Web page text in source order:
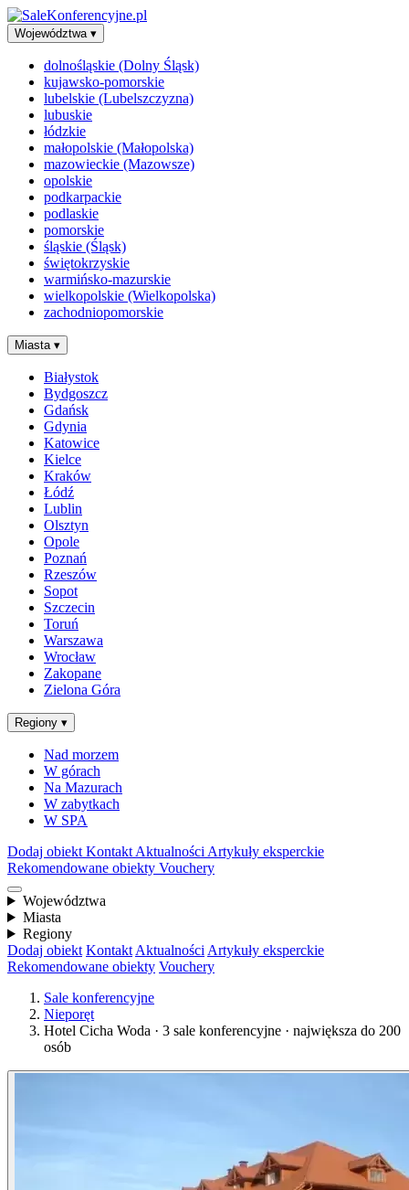
Województwa ▾
dolnośląskie (Dolny Śląsk)
kujawsko-pomorskie
lubelskie (Lubelszczyzna)
lubuskie
łódzkie
małopolskie (Małopolska)
mazowieckie (Mazowsze)
opolskie
podkarpackie
podlaskie
pomorskie
śląskie (Śląsk)
świętokrzyskie
warmińsko-mazurskie
wielkopolskie (Wielkopolska)
zachodniopomorskie
Miasta ▾
Białystok
Bydgoszcz
Gdańsk
Gdynia
Katowice
Kielce
Kraków
Łódź
Lublin
Olsztyn
Opole
Poznań
Rzeszów
Sopot
Szczecin
Toruń
Warszawa
Wrocław
Zakopane
Zielona Góra
Regiony ▾
Nad morzem
W górach
Na Mazurach
W zabytkach
W SPA
Dodaj obiekt Kontakt Aktualności Artykuły eksperckie
Rekomendowane obiekty Vouchery
Województwa
Miasta
Regiony
Dodaj obiekt Kontakt Aktualności Artykuły eksperckie
Rekomendowane obiekty Vouchery
Sale konferencyjne
Nieporęt
Hotel Cicha Woda · 3 sale konferencyjne · największa do 200
osób